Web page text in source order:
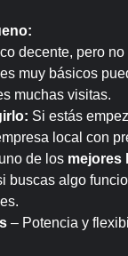
decente, pero
muy básicos
muchas visitas.
Si estás
local con
de los mejores
buscas algo
– Potencia y